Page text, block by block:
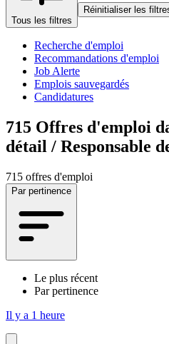
Tous les filtres
Réinitialiser les
Recherche d'emploi
Recommandations d'emploi
Job Alerte
Emplois sauvegardés
Candidatures
715 Offres d'emploi
détail / Responsable
715 offres d'emploi
Par pertinence
Le plus récent
Par pertinence
Il y a 1 heure